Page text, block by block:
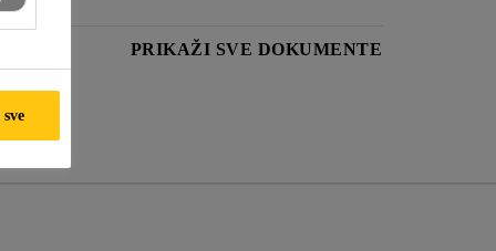
PRIKAŽI SVE DOKUMENTE